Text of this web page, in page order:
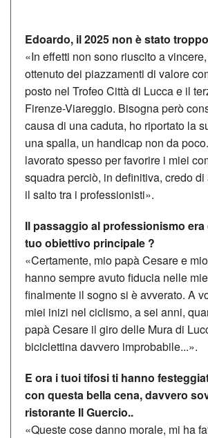
Edoardo, il 2025 non è stato
«In effetti non sono riuscito a
ottenuto dei piazzamenti di valore
posto nel Trofeo Città di Lucca e il
Firenze-Viareggio. Bisogna però
causa di una caduta, ho riportato la
una spalla, un handicap non da
lavorato spesso per favorire i miei
squadra perciò, in definitiva, credo
il salto tra i professionisti».
Il passaggio al professionismo
tuo obiettivo principale ?
«Certamente, mio papà Cesare e
hanno sempre avuto fiducia nelle
finalmente il sogno si è avverato. A
miei inizi nel ciclismo, a sei anni,
papà Cesare il giro delle Mura di
biciclettina davvero improbabile...».
E ora i tuoi tifosi ti hanno
con questa bella cena, davvero
ristorante Il Guercio..
«Queste cose danno morale, mi ha